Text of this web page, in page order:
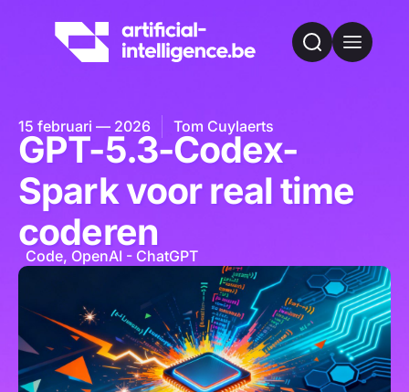
15 februari — 2026 Tom Cuylaerts
GPT-5.3-Codex-
Spark voor real time
coderen
Code, OpenAI - ChatGPT